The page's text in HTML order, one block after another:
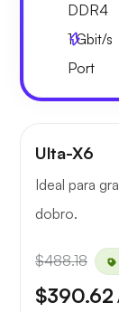
DDR4
1Gbit/s
Port
Ulta-X6
Ideal para
dobro.
$488.18
$390.62